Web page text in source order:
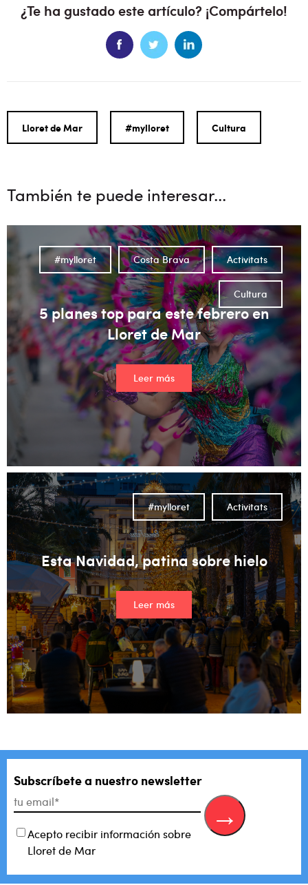
¿Te ha gustado este artículo? ¡Compártelo!
Lloret de Mar #mylloret Cultura
También te puede interesar...
5 planes top para este febrero en
Lloret de Mar
Leer más
Activitats
Costa Brava
#mylloret
Cultura
Esta Navidad, patina sobre hielo
Leer más
Activitats
#mylloret
Subscríbete a nuestro newsletter
Acepto recibir información sobre
Lloret de Mar